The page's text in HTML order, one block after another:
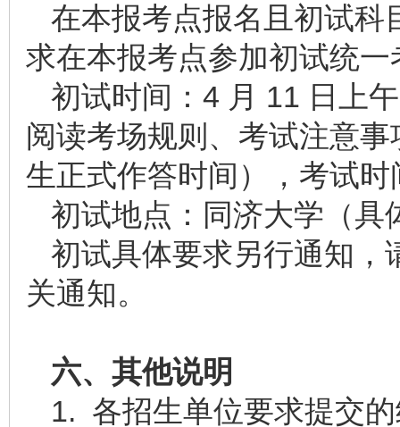
在本报考点报名且初试科
求在本报考点参加初试统一
初试时间：4 月 11 日上
阅读考场规则、考试注意
生正式作答时间），考试
初试地点：同济大学（具
初试具体要求另行通知，
关通知。
六、其他说明
1. 各招生单位要求提交